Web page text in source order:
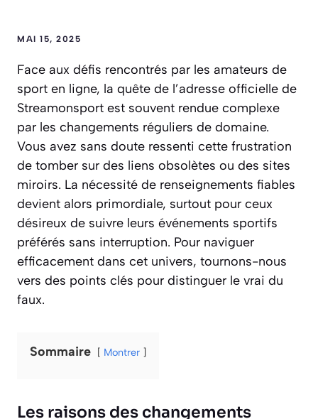
MAI 15, 2025
Face aux défis rencontrés par les amateurs de
sport en ligne, la quête de l’adresse officielle de
Streamonsport est souvent rendue complexe
par les changements réguliers de domaine.
Vous avez sans doute ressenti cette frustration
de tomber sur des liens obsolètes ou des sites
miroirs. La nécessité de renseignements fiables
devient alors primordiale, surtout pour ceux
désireux de suivre leurs événements sportifs
préférés sans interruption. Pour naviguer
efficacement dans cet univers, tournons-nous
vers des points clés pour distinguer le vrai du
faux.
Sommaire Montrer
Les raisons des changements